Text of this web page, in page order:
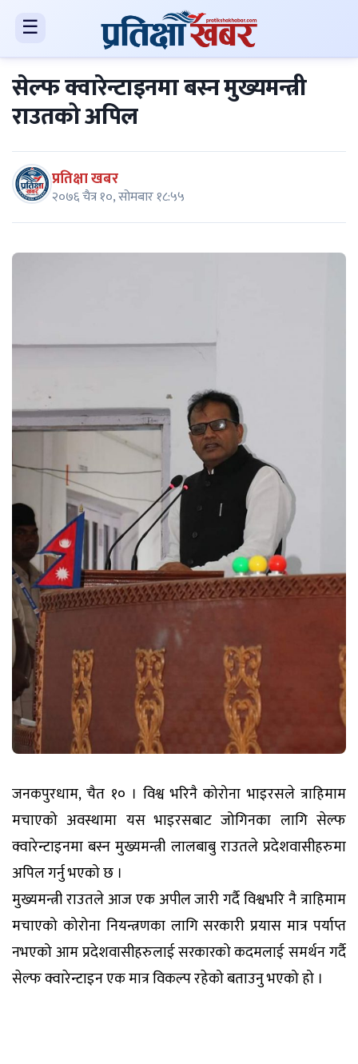
☰
सेल्फ क्वारेन्टाइनमा बस्न मुख्यमन्त्री
राउतको अपिल
प्रतिक्षा खबर
२०७६ चैत्र १०, सोमबार १८:५५
जनकपुरधाम, चैत १० । विश्व भरिनै कोरोना भाइरसले त्राहिमाम
मचाएको अवस्थामा यस भाइरसबाट जोगिनका लागि सेल्फ
क्वारेन्टाइनमा बस्न मुख्यमन्त्री लालबाबु राउतले प्रदेशवासीहरुमा
अपिल गर्नु भएको छ ।
मुख्यमन्त्री राउतले आज एक अपील जारी गर्दै विश्वभरि नै त्राहिमाम
मचाएको कोरोना नियन्त्रणका लागि सरकारी प्रयास मात्र पर्याप्त
नभएको आम प्रदेशवासीहरुलाई सरकारको कदमलाई समर्थन गर्दै
सेल्फ क्वारेन्टाइन एक मात्र विकल्प रहेको बताउनु भएको हो ।